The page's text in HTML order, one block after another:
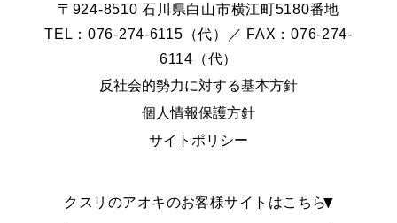
〒924-8510 石川県白山市横江町5180番地
TEL：076-274-6115（代）／ FAX：076-274-
6114（代）
反社会的勢力に対する基本方針
個人情報保護方針
サイトポリシー
クスリのアオキのお客様サイトはこちら